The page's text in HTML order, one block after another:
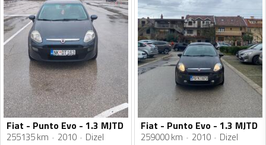
Fiat - Punto Evo - 1.3 MJTD
255135 km 2010 Dizel
Fiat - Punto Evo - 1.3 MJTD
259000 km 2010 Dizel